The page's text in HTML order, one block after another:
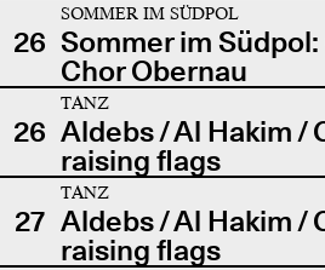
26
SOMMER IM SÜDPOL
Sommer im
Chor Obernau
26
TANZ
Aldebs / Al Hakim /
raising flags
27
TANZ
Aldebs / Al Hakim /
raising flags